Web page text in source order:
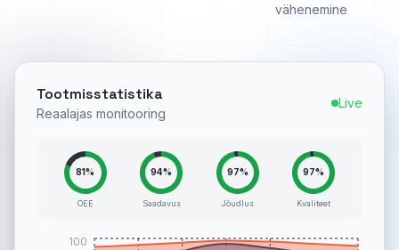
vähenemine
Tootmisstatistika
Reaalajas monitooring
Live
81%
OEE
94%
Saadavus
97%
Jõudlus
97%
Kvaliteet
100